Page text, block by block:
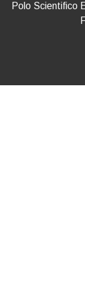
Polo Scientifico